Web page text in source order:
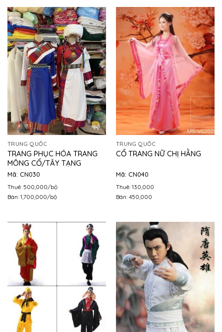
TRUNG QUỐC
TRANG PHỤC HÓA TRANG
MÔNG CỔ/TÂY TẠNG
Mã: CN030
Thuê: 500,000/bộ
Bán: 1,700,000/bộ
TRUNG QUỐC
CỔ TRANG NỮ CHỊ HẰNG
Mã: CN040
Thuê: 130,000
Bán: 450,000